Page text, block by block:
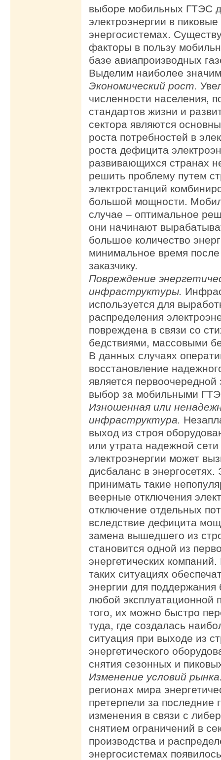
выборе мобильных ГТЭС
электроэнергии в
энергосистемах.
факторы в пользу
базе авиапроизводных
Выделим наиболее
Экономический рост.
численности населения,
стандартов жизни и
сектора являются
роста потребностей в
роста дефицита
развивающихся странах
решить проблему путем
электростанций
большой мощности.
случае – оптимальное
они начинают
большое количество
минимальное время после
заказчику.
Повреждение
инфраструктуры.
используется для
распределения
повреждена в связи со
бедствиями, массовыми
В данных случаях
восстановление
является
выбор за мобильными
Изношенная или
инфраструктура.
выход из строя
или утрата надежной
электроэнергии может
дисбаланс в энергосетях.
принимать такие
веерные отключения
отключение отдельных
вследствие дефицита
замена вышедшего из
становится одной из
энергетических
таких ситуациях
энергии для поддержания
любой эксплуатационной
того, их можно быстро
туда, где создалась
ситуация при выходе из
энергетического
снятия сезонных и
Изменение условий
регионах мира
претерпели за последние
изменения в связи с
снятием ограничений в
производства и
энергосистемах